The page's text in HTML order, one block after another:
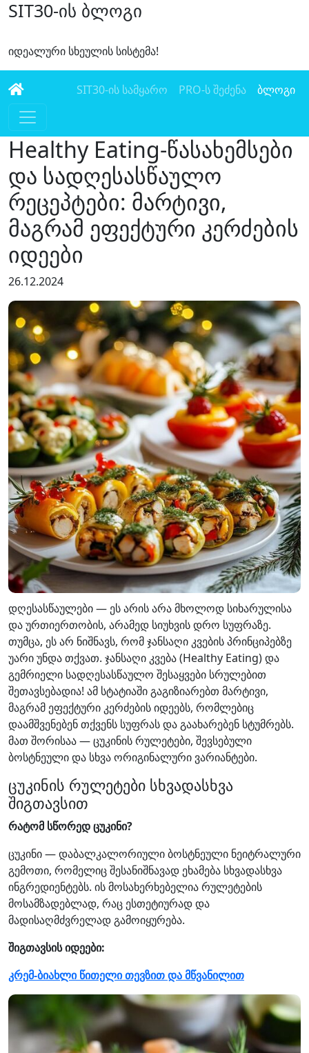
SIT30-ის ბლოგი
იდეალური სხეულის სისტემა!
SIT30-ის სამყარო PRO-ს შეძენა ბლოგი
Healthy Eating-წასახემსები
და სადღესასწაულო
რეცეპტები: მარტივი,
მაგრამ ეფექტური კერძების
იდეები
26.12.2024
დღესასწაულები — ეს არის არა მხოლოდ სიხარულისა
და ურთიერთობის, არამედ სიუხვის დრო სუფრაზე.
თუმცა, ეს არ ნიშნავს, რომ ჯანსაღი კვების პრინციპებზე
უარი უნდა თქვათ. ჯანსაღი კვება (Healthy Eating) და
გემრიელი სადღესასწაულო შესაყვები სრულებით
შეთავსებადია! ამ სტატიაში გაგიზიარებთ მარტივი,
მაგრამ ეფექტური კერძების იდეებს, რომლებიც
დაამშვენებენ თქვენს სუფრას და გაახარებენ სტუმრებს.
მათ შორისაა — ცუკინის რულეტები, შევსებული
ბოსტნეული და სხვა ორიგინალური ვარიანტები.
ცუკინის რულეტები სხვადასხვა
შიგთავსით
რატომ სწორედ ცუკინი?
ცუკინი — დაბალკალორიული ბოსტნეული ნეიტრალური
გემოთი, რომელიც შესანიშნავად ეხამება სხვადასხვა
ინგრედიენტებს. ის მოსახერხებელია რულეტების
მოსამზადებლად, რაც ესთეტიურად და
მადისაღმძვრელად გამოიყურება.
შიგთავსის იდეები:
კრემ-ბიახლი წითელი თევზით და მწვანილით